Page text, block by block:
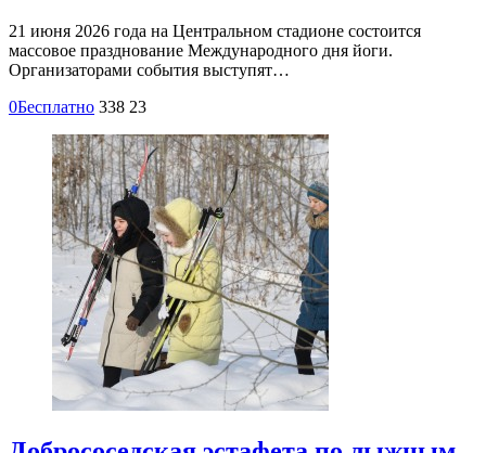
21 июня 2026 года на Центральном стадионе состоится
массовое празднование Международного дня йоги.
Организаторами события выступят…
0Бесплатно 338 23